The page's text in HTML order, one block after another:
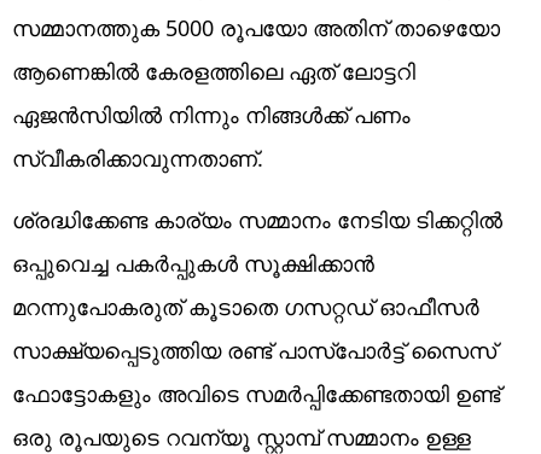
സമ്മാനത്തുക 5000 രൂപയോ അതിന് താഴെയോ
ആണെങ്കിൽ കേരളത്തിലെ ഏത് ലോട്ടറി
ഏജൻസിയിൽ നിന്നും നിങ്ങൾക്ക് പണം
സ്വീകരിക്കാവുന്നതാണ്.
ശ്രദ്ധിക്കേണ്ട കാര്യം സമ്മാനം നേടിയ ടിക്കറ്റിൽ
ഒപ്പുവെച്ച പകർപ്പുകൾ സൂക്ഷിക്കാൻ
മറന്നുപോകരുത് കൂടാതെ ഗസറ്റഡ് ഓഫീസർ
സാക്ഷ്യപ്പെടുത്തിയ രണ്ട് പാസ്പോർട്ട് സൈസ്
ഫോട്ടോകളും അവിടെ സമർപ്പിക്കേണ്ടതായി ഉണ്ട്
ഒരു രൂപയുടെ റവന്യൂ സ്റ്റാമ്പ് സമ്മാനം ഉള്ള